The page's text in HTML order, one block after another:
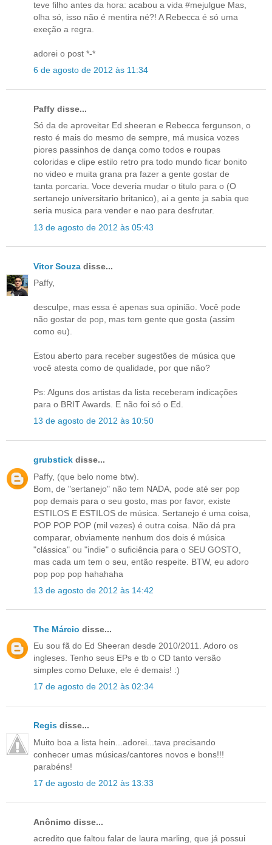
teve filho antes da hora: acabou a vida #mejulgue Mas,
olha só, isso não é mentira né?! A Rebecca é só uma
exeção a regra.
adorei o post *-*
6 de agosto de 2012 às 11:34
Paffy disse...
Só da de aproveitar Ed sheeran e Rebecca fergunson, o
resto é mais do mesmo de sempre, má musica vozes
piores passinhos de dança como todos e roupas
coloridas e clipe estilo retro pra todo mundo ficar bonito
no video e muita grana pra fazer a gente gostar de
tanta porcaria. Voce deveria mudar o titulo para o (O
sertanejo universitario britanico), ai a gente ja sabia que
seria musica para vender e nao para desfrutar.
13 de agosto de 2012 às 05:43
Vitor Souza disse...
Paffy,
desculpe, mas essa é apenas sua opinião. Você pode
não gostar de pop, mas tem gente que gosta (assim
como eu).
Estou aberto para receber sugestões de música que
você atesta como de qualidade, por que não?
Ps: Alguns dos artistas da lista receberam indicações
para o BRIT Awards. E não foi só o Ed.
13 de agosto de 2012 às 10:50
grubstick disse...
Paffy, (que belo nome btw).
Bom, de "sertanejo" não tem NADA, pode até ser pop
pop demais para o seu gosto, mas por favor, existe
ESTILOS E ESTILOS de música. Sertanejo é uma coisa,
POP POP POP (mil vezes) é outra coisa. Não dá pra
comparar, obviamente nenhum dos dois é música
"clássica" ou "indie" o suficiência para o SEU GOSTO,
mas cada um tem o seu, então respeite. BTW, eu adoro
pop pop pop hahahaha
13 de agosto de 2012 às 14:42
The Márcio disse...
Eu sou fã do Ed Sheeran desde 2010/2011. Adoro os
ingleses. Tenho seus EPs e tb o CD tanto versão
simples como Deluxe, ele é demais! :)
17 de agosto de 2012 às 02:34
Regis disse...
Muito boa a lista hein...adorei...tava precisando
conhecer umas músicas/cantores novos e bons!!!
parabéns!
17 de agosto de 2012 às 13:33
Anônimo disse...
acredito que faltou falar de laura marling, que já possui